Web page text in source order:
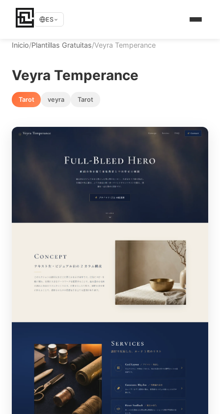
ES
Inicio/Plantillas Gratuitas/Veyra Temperance
Veyra Temperance
Tarot veyra Tarot